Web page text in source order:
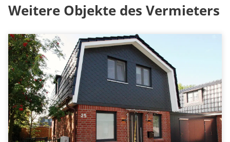
Weitere Objekte des Vermieters